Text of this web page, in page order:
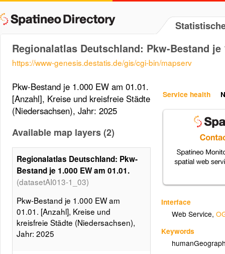
Regionalatlas Deutschland: Pkw-Bestand je
https://www-genesis.destatis.de/gis/cgi-bin/mapserv
Service health
Interface
Web Service,
Keywords
Pkw-Bestand je 1.000 EW am 01.01.
[Anzahl], Kreise und kreisfreie Städte
(Niedersachsen), Jahr: 2025
Available map layers (2)
Regionalatlas Deutschland: Pkw-
Bestand je 1.000 EW am 01.01.
(datasetAI013-1_03)
Pkw-Bestand je 1.000 EW am
01.01. [Anzahl], Kreise und
kreisfreie Städte (Niedersachsen),
Jahr: 2025